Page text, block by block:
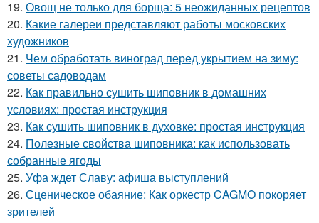
19. Овощ не только для борща: 5 неожиданных рецептов
20. Какие галереи представляют работы московских
художников
21. Чем обработать виноград перед укрытием на зиму:
советы садоводам
22. Как правильно сушить шиповник в домашних
условиях: простая инструкция
23. Как сушить шиповник в духовке: простая инструкция
24. Полезные свойства шиповника: как использовать
собранные ягоды
25. Уфа ждет Славу: афиша выступлений
26. Сценическое обаяние: Как оркестр CAGMO покоряет
зрителей